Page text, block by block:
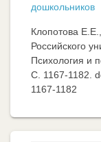
дошкольников
Клопотова
Российского
Психология
C. 1167-1182.
1167-1182